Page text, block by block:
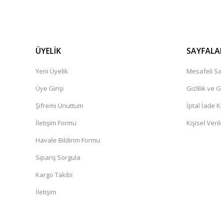
ÜYELİK
Yeni Üyelik
Üye Girişi
Şifremi Unuttum
İletişim Formu
Havale Bildirim Formu
Sipariş Sorgula
Kargo Takibi
İletişim
Mesafeli
Gizlilik ve
İptal İade
Kişisel